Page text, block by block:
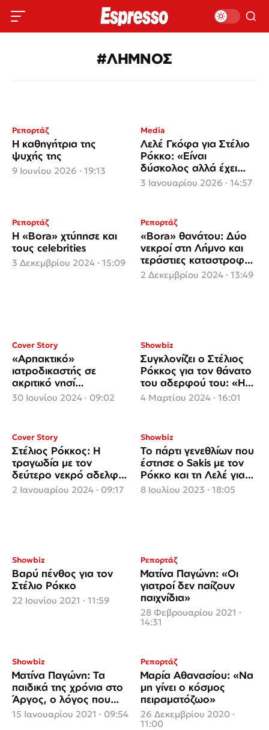
#ΛΗΜΝΟΣ
Ρεπορτάζ
Η καθηγήτρια της
ψυχής της
9 Ιουνίου 2026 · 19:13
Media
Λελέ Γκόφα για Στέλιο
Ρόκκο: «Είναι
δύσκολος αλλά έχει
μεγάλη ψυχή»
3 Ιανουαρίου 2026 · 14:57
Ρεπορτάζ
Η «Bora» χτύπησε και
τους celebrities
3 Δεκεμβρίου 2024 · 15:09
Ρεπορτάζ
«Bora» θανάτου: Δύο
νεκροί στη Λήμνο και
τεράστιες καταστροφές
σε υποδομές και
περιουσίες από την
2 Δεκεμβρίου 2024 · 13:49
Cover Story
«Αρπακτικό»
ιατροδικαστής σε
ακριτικό νησί
καταγγέλλεται από
30 Ιουνίου 2024 · 09:02
Showbiz
Συγκλονίζει ο Στέλιος
Ρόκκος για τον θάνατο
του αδερφού του: «Η
θάλασσα έχει τελειώσει
για μένα»
4 Μαρτίου 2024 · 16:01
Cover Story
Στέλιος Ρόκκος: Η
τραγωδία με τον
δεύτερο νεκρό αδελφό
του και ο καταραμένος
αριθμός «50»
2 Ιανουαρίου 2024 · 09:17
Showbiz
Το πάρτι γενεθλίων που
έστησε ο Sakis με τον
Ρόκκο και τη Λελέ για
τη Ζυγούλη
8 Ιουλίου 2023 · 18:05
Showbiz
Βαρύ πένθος για τον
Στέλιο Ρόκκο
22 Ιουνίου 2021 · 11:59
Ρεπορτάζ
Ματίνα Παγώνη: «Οι
γιατροί δεν παίζουν
παιχνίδια»
28 Φεβρουαρίου 2021 ·
14:31
Showbiz
Ματίνα Παγώνη: Τα
παιδικά της χρόνια στο
Άργος, ο λόγος που
δεν έκανε παιδιά και η
πανδημία (video)
15 Ιανουαρίου 2021 · 09:54
Ρεπορτάζ
Μαρία Αθανασίου: «Να
μη γίνει ο κόσμος
πειραματόζωο»
26 Δεκεμβρίου 2020 ·
11:00